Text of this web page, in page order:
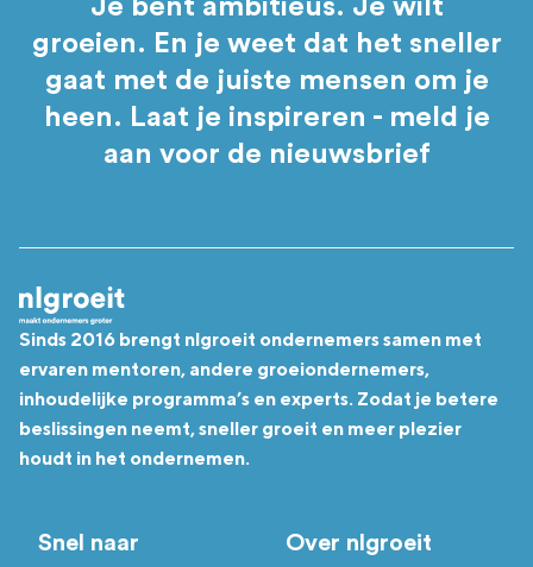
Je bent ambitieus. Je wilt
groeien. En je weet dat het sneller
gaat met de juiste mensen om je
heen. Laat je inspireren - meld je
aan voor de nieuwsbrief
Sinds 2016 brengt nlgroeit ondernemers samen met
ervaren mentoren, andere groeiondernemers,
inhoudelijke programma’s en experts. Zodat je betere
beslissingen neemt, sneller groeit en meer plezier
houdt in het ondernemen.
Snel naar Over nlgroeit